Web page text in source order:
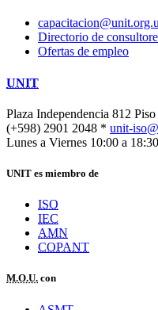
Directorio de
Ofertas de empleo
UNIT
Plaza Independencia 812 Piso
(+598) 2901 2048 * unit-
Lunes a Viernes 10:00 a
UNIT es miembro de
ISO
IEC
AMN
COPANT
M.O.U. con